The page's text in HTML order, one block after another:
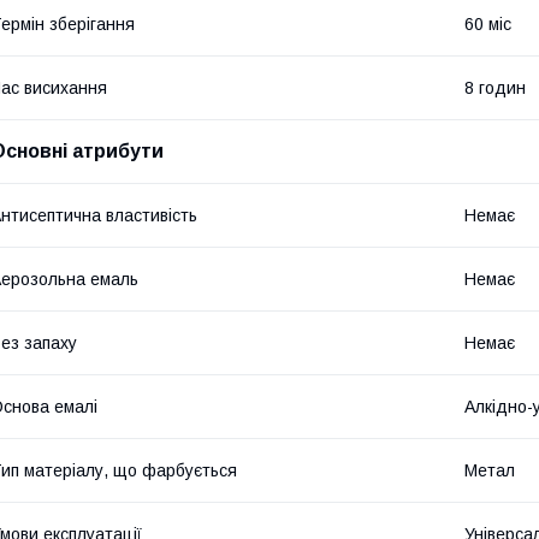
зберігання 60 міс
висихання 8 годин
атрибути
властивість Немає
емаль Немає
запаху Немає
емалі Алкідно-
матеріалу, що фарбується Метал
експлуатації